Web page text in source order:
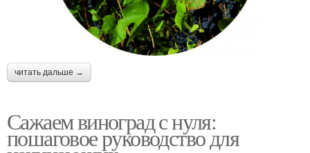
читать дальше →
Сажаем виноград с нуля:
пошаговое руководство для